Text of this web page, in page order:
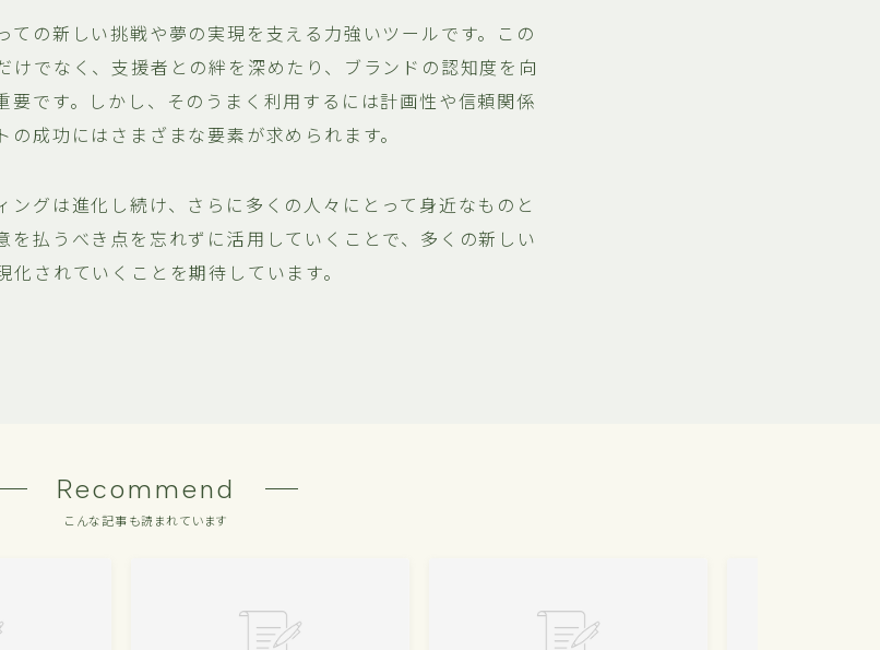
ての新しい挑戦や夢の実現を支える力強いツールです。この
けでなく、支援者との絆を深めたり、ブランドの認知度を向
要です。しかし、そのうまく利用するには計画性や信頼関係
成功にはさまざまな要素が求められます。
ングは進化し続け、さらに多くの人々にとって身近なものと
を払うべき点を忘れずに活用していくことで、多くの新しい
されていくことを期待しています。
Recommend
こんな記事も読まれています